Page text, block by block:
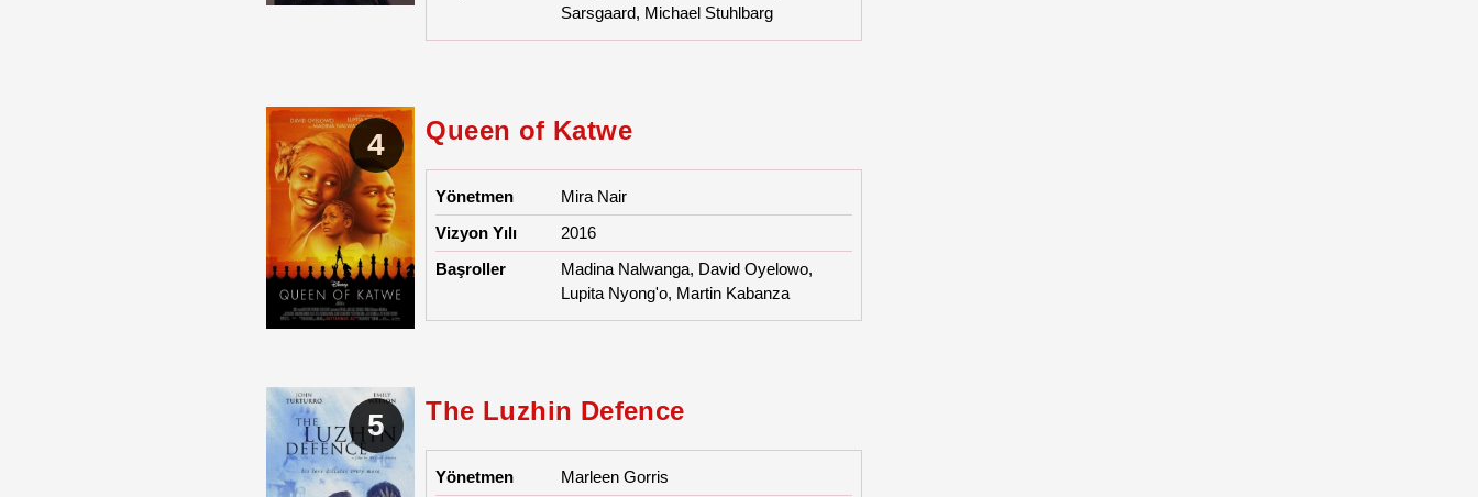
Sarsgaard, Michael Stuhlbarg
4 Queen of Katwe
Yönetmen
Mira Nair
Vizyon Yılı
2016
Başroller
Madina Nalwanga, David Oyelowo,
Lupita Nyong'o, Martin Kabanza
5 The Luzhin Defence
Yönetmen Marleen Gorris